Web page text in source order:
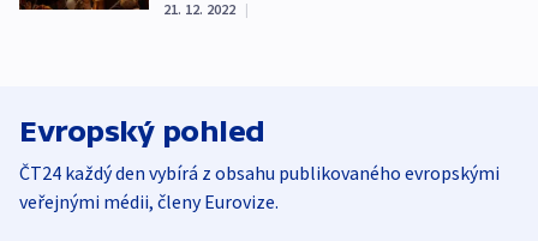
21. 12. 2022 |
Evropský pohled
ČT24 každý den vybírá z obsahu publikovaného evropskými
veřejnými médii, členy Eurovize.